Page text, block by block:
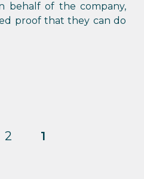
behalf of the company,
proof that they can do
1
2